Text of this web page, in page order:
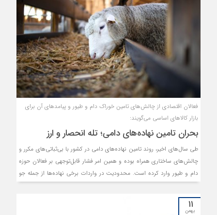
می‌دهد که تخصیص پراکنده منابع، باید بر اولویت‌بندی و تخصیص دقیق
اعتبارات تمرکز شود تا مسیر اجرای پروژه‌ها تسهیل شود. در لیست این پروژه‌ها
از آزادراه‌ها تا طرح‌های ریلی مشاهده می‌شود. این پروژه‌های بلاتکلیف هر بار
در سفر مقامات دولتی از پایتخت به مشهد، به عنوان مطالبه بر زبان بخش
خصوصی و دولتی استان جاری می‌شوند. در این گزارش سراغ پروژه‌هایی رفتیم
که در نیمه راه، ناتمام مانده‌اند و سرنوشت‌شان به اولویت گرفتن در
اعتباردهی‌ها پیوند خورده است.
فعالان اقتصادی از چالش‌های تامین خوراک دام و طیور و پیامدهای آن برای
بازار کالاهای اساسی می‌گویند:
بحران تامین نهاده‌های دامی؛ تله انحصار و ارز
طی سال‌های اخیر، روند تامین نهاده‌های دامی در کشور با بی‌ثباتی‌های مکرر و
چالش‌های ساختاری همراه بوده و همین امر فشار قابل‌توجهی بر فعالان حوزه
دام و طیور وارد کرده است. محدودیت در واردات برخی نهاده‌ها از جمله جو
در ماه‌های ابتدایی سال، کاهش محسوس تولید داخلی علوفه و نارسایی در
شبکه توزیع، به اختلال جدی در تامین خوراک دام و طیور انجامیده است. در
کنار این عوامل، فعالان این بخش از انحصار واردات نهاده‌ها به تعداد
۱۱
بهمن